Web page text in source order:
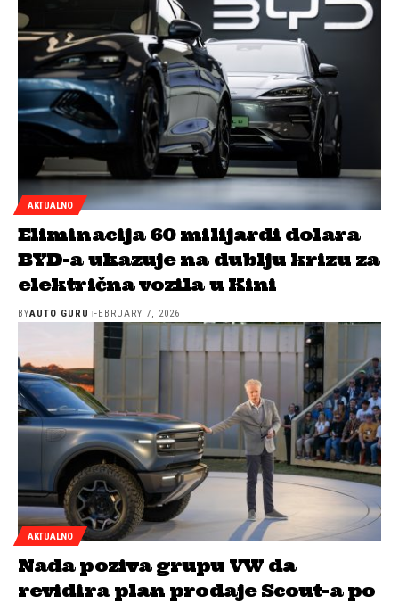
AKTUALNO
Eliminacija 60 milijardi dolara
BYD-a ukazuje na dublju krizu za
električna vozila u Kini
BYAUTO GURU FEBRUARY 7, 2026
AKTUALNO
Nada poziva grupu VW da
revidira plan prodaje Scout-a po